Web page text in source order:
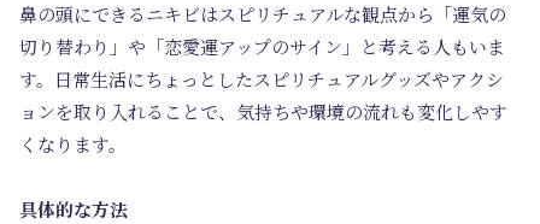
鼻の頭にできるニキビはスピリチュアルな観点から「運気の
切り替わり」や「恋愛運アップのサイン」と考える人もいま
す。日常生活にちょっとしたスピリチュアルグッズやアクシ
ョンを取り入れることで、気持ちや環境の流れも変化しやす
くなります。
具体的な方法